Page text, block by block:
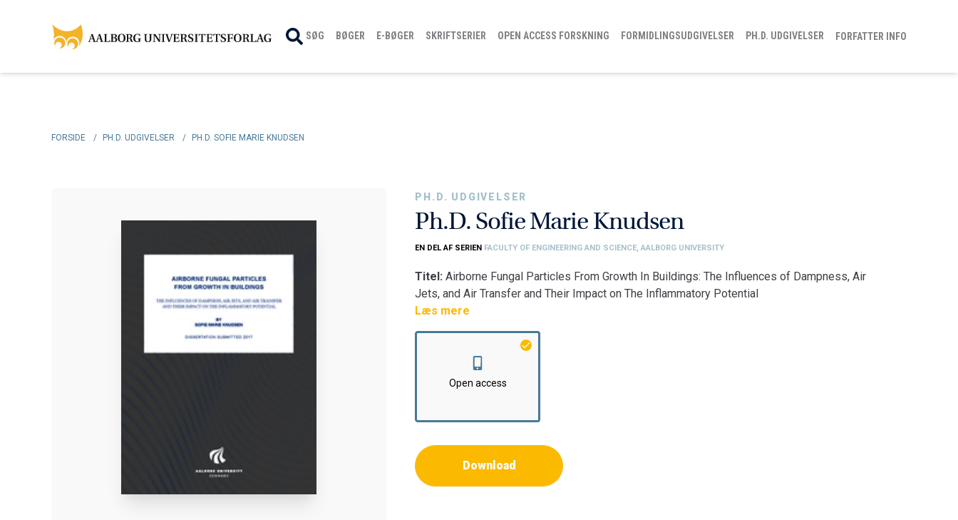
SØG BØGER E-BØGER SKRIFTSERIER OPEN ACCESS FORSKNING FORMIDLINGSUDGIVELSER PH.D. UDGIVELSER FORFATTER INFO
FORSIDE / PH.D. UDGIVELSER / PH.D. SOFIE MARIE KNUDSEN
PH.D. UDGIVELSER
Ph.D. Sofie Marie Knudsen
EN DEL AF SERIEN FACULTY OF ENGINEERING AND SCIENCE, AALBORG UNIVERSITY
Titel:Airborne Fungal Particles From Growth In Buildings: The Influences of Dampness, Air
Jets, and Air Transfer and Their Impact on The Inflammatory Potential
Fakultet:Det Ingeniør- og Naturvidenskabelige Fakultet
Institut:Statens Byggeforskningsinstitut
Læs mere
Open access
Download